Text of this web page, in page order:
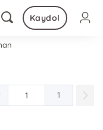
Kaydol
1